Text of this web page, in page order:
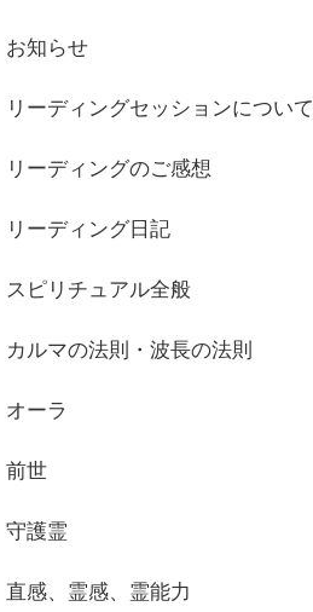
お知らせ
リーディングセッションについて
リーディングのご感想
リーディング日記
スピリチュアル全般
カルマの法則・波長の法則
オーラ
前世
守護霊
直感、霊感、霊能力